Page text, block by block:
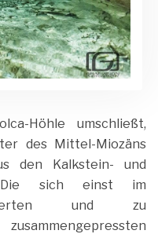
Höhle umschließt,
des Mittel-Miozäns
den Kalkstein- und
Die sich einst im
und zu